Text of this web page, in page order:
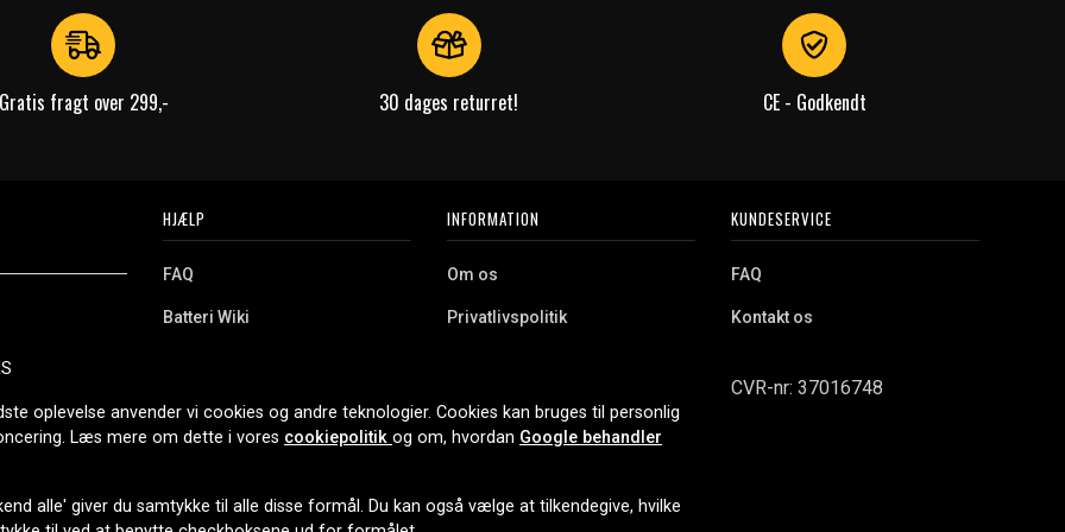
Gratis fragt over 299,- 30 dages returret! CE - Godkendt
Vi tilbyder et
og meget
siden
HJÆLP
FAQ
Batteri Wiki
Erhvervskunde
INFORMATION
Om os
Privatlivspolitik
Cookies
KUNDESERVICE
FAQ
Kontakt os
CVR-nr: 37016748
LEVERINGSMULIGHEDER
oplevelse anvender vi cookies og andre teknologier. Cookies kan bruges til personlig
Læs mere om dette i vores cookiepolitik og om, hvordan Google behandler
alle' giver du samtykke til alle disse formål. Du kan også vælge at tilkendegive, hvilke